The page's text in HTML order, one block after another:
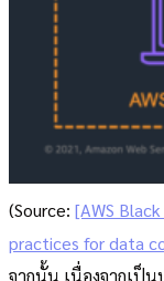
(Source: [AWS
practices for data
จากนั้น เนื่องจากเป็